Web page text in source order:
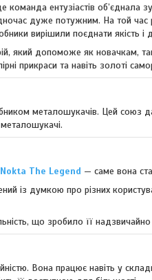
команда ентузіастів
дуже потужним. На той
вирішили поєднати якість і
який допоможе як новачкам,
прикраси та навіть золоті
металошукачів. Цей союз
металошукачі.
Nokta The Legend — саме вона
думкою про різних
що зробило її
Вона працює навіть у